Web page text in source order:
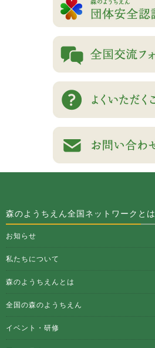
森のようちえん全国ネットワークとは
お知らせ
私たちについて
森のようちえんとは
全国の森のようちえん
イベント・研修